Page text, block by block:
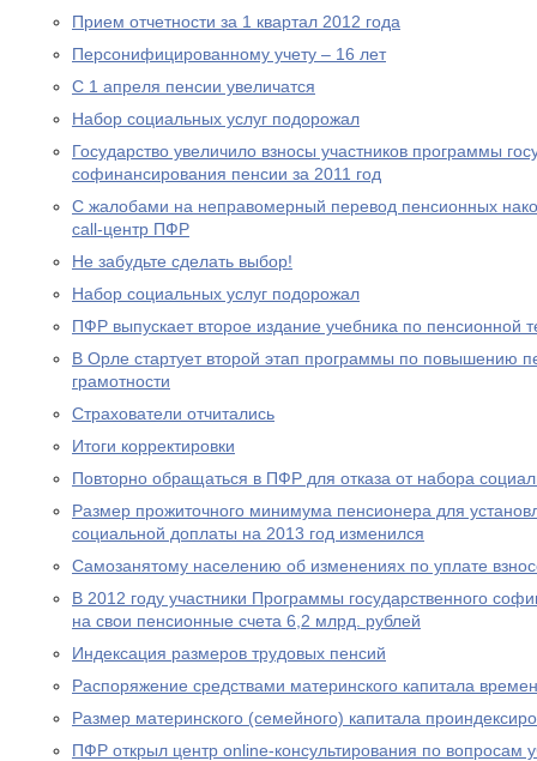
Прием отчетности за 1 квартал 2012 года
Персонифицированному учету – 16 лет
С 1 апреля пенсии увеличатся
Набор социальных услуг подорожал
Государство увеличило взносы участников программы
софинансирования пенсии за 2011 год
С жалобами на неправомерный перевод пенсионных
call-центр ПФР
Не забудьте сделать выбор!
Набор социальных услуг подорожал
ПФР выпускает второе издание учебника по пенсионной
В Орле стартует второй этап программы по повышению
грамотности
Страхователи отчитались
Итоги корректировки
Повторно обращаться в ПФР для отказа от набора
Размер прожиточного минимума пенсионера для
социальной доплаты на 2013 год изменился
Самозанятому населению об изменениях по уплате
В 2012 году участники Программы государственного
на свои пенсионные счета 6,2 млрд. рублей
Индексация размеров трудовых пенсий
Распоряжение средствами материнского капитала
Размер материнского (семейного) капитала
ПФР открыл центр online-консультирования по вопросам